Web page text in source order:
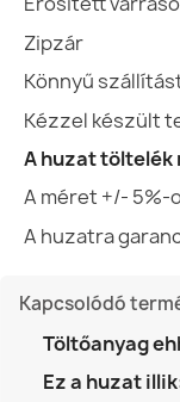
Zipzár
Könnyű
Kézzel készült
A huzat töltelék
A méret +/- 5%-
A huzatra
Kapcsolódó
Töltőanyag
Ez a huzat